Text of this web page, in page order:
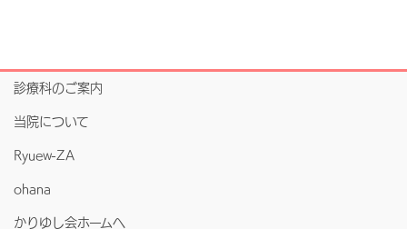
診療科のご案内
当院について
Ryuew-ZA
ohana
かりゆし会ホームへ